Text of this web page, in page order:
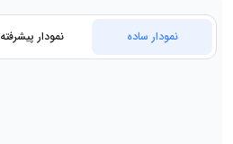
نمودار ساده نمودار پیشرفته